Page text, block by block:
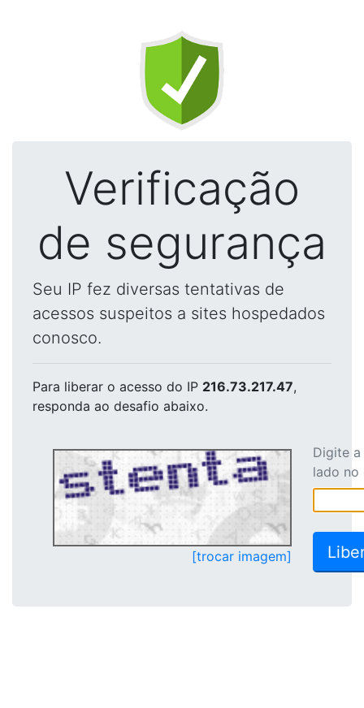
Verificação
de segurança
Seu IP fez diversas tentativas de
acessos suspeitos a sites hospedados
conosco.
Para liberar o acesso do IP 216.73.217.47,
responda ao desafio abaixo.
[trocar imagem]
Digite
lado no